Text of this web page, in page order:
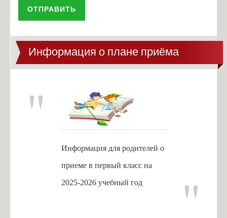
ОТПРАВИТЬ
Информация о плане приёма
Информация для родителей о
приеме в первый класс на
2025-2026 учебный год